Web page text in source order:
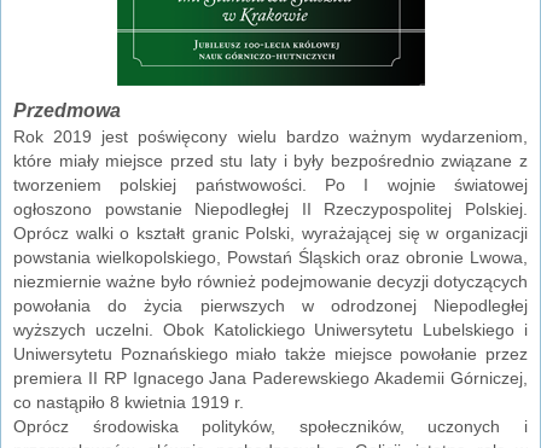
Przedmowa
Rok 2019 jest poświęcony wielu bardzo ważnym wydarzeniom,
które miały miejsce przed stu laty i były bezpośrednio związane z
tworzeniem polskiej państwowości. Po I wojnie światowej
ogłoszono powstanie Niepodległej II Rzeczypospolitej Polskiej.
Oprócz walki o kształt granic Polski, wyrażającej się w organizacji
powstania wielkopolskiego, Powstań Śląskich oraz obronie Lwowa,
niezmiernie ważne było również podejmowanie decyzji dotyczących
powołania do życia pierwszych w odrodzonej Niepodległej
wyższych uczelni. Obok Katolickiego Uniwersytetu Lubelskiego i
Uniwersytetu Poznańskiego miało także miejsce powołanie przez
premiera II RP Ignacego Jana Paderewskiego Akademii Górniczej,
co nastąpiło 8 kwietnia 1919 r.
Oprócz środowiska polityków, społeczników, uczonych i